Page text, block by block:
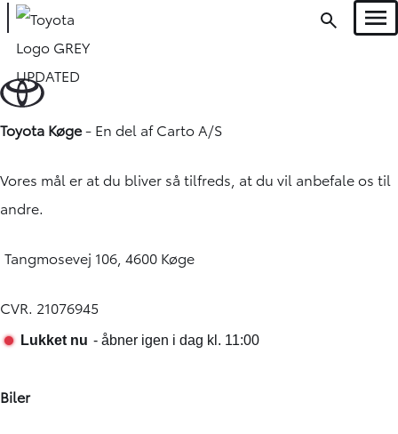
Toyota Køge- En del afCarto A/S
Vores mål er at du bliver så tilfreds, at du vil anbefale os til
andre.
Tangmosevej 106, 4600 Køge
CVR. 21076945
Biler